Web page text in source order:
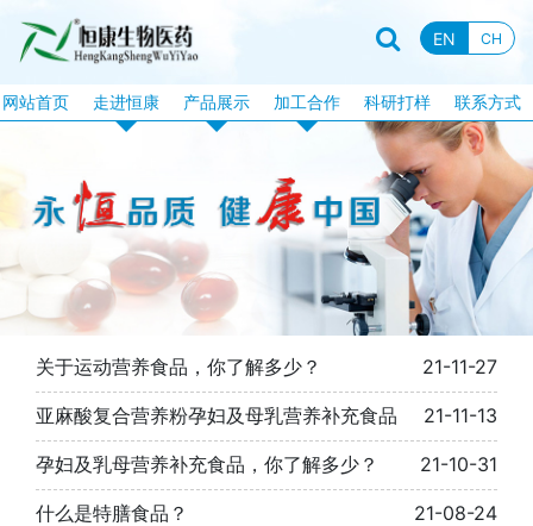
EN CH
网站首页
走进恒康
企业资质
行业资讯
企业文化
企业视频
品牌故事
产品展示
恒康产品
液饮产品
露酒系列
丸剂系列
化妆品系列
消械系列
加工合作
片剂加工
固体饮料加工
软胶囊加工
包衣片加工
口服液体加工
加工目录
丸剂加工
科研打样 联系方式
21-11-27
关于运动营养食品，你了解多少？
21-11-13
亚麻酸复合营养粉孕妇及母乳营养补充食品
21-10-31
孕妇及乳母营养补充食品，你了解多少？
21-08-24
什么是特膳食品？